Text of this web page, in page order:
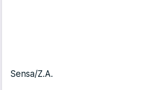
Sensa/Z.A.